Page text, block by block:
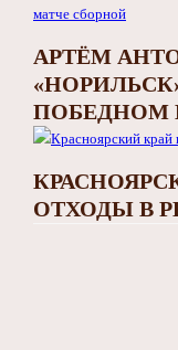
АРТЁМ
ПОБЕДНОМ
ОТХОДЫ В